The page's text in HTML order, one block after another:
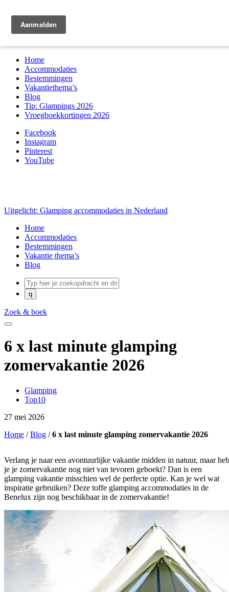
Home
Accommodaties
Bestemmingen
Vakantiethema’s
Blog
Tip: Glampings 2026
Vroegboekkortingen 2026
Facebook
Instagram
Pinterest
YouTube
Uitgelicht: Glamping accommodaties in Nederland
Home
Accommodaties
Bestemmingen
Vakantie thema’s
Blog
Zoek & boek
6 x last minute glamping
zomervakantie 2026
Glamping
Top10
27 mei 2026
Home /Blog /6 x last minute glamping zomervakantie 2026
Verlang je naar een avontuurlijke vakantie midden in natuur, maar heb
je je zomervakantie nog niet van tevoren geboekt? Dan is een
glamping vakantie misschien wel de perfecte optie. Kan je wel wat
inspiratie gebruiken? Deze toffe glamping accommodaties in de
Benelux zijn nog beschikbaar in de zomervakantie!